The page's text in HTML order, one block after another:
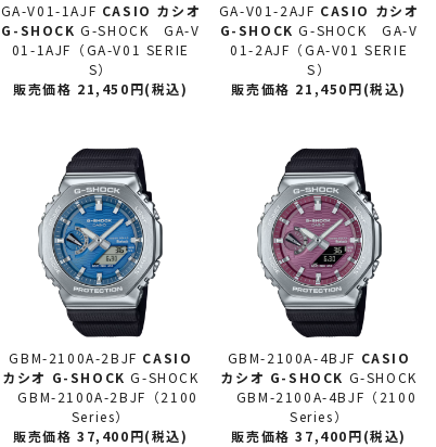
GA-V01-1AJF CASIO カシオ
G-SHOCKG-SHOCK GA-V
01-1AJF（GA-V01 SERIE
S）
販売価格 21,450円(税込)
GA-V01-2AJF CASIO カシオ
G-SHOCKG-SHOCK GA-V
01-2AJF（GA-V01 SERIE
S）
販売価格 21,450円(税込)
GBM-2100A-2BJF CASIO
カシオ G-SHOCKG-SHOCK
GBM-2100A-2BJF（2100
Series）
販売価格 37,400円(税込)
GBM-2100A-4BJF CASIO
カシオ G-SHOCK G-SHOCK
GBM-2100A-4BJF（2100
Series）
販売価格 37,400円(税込)